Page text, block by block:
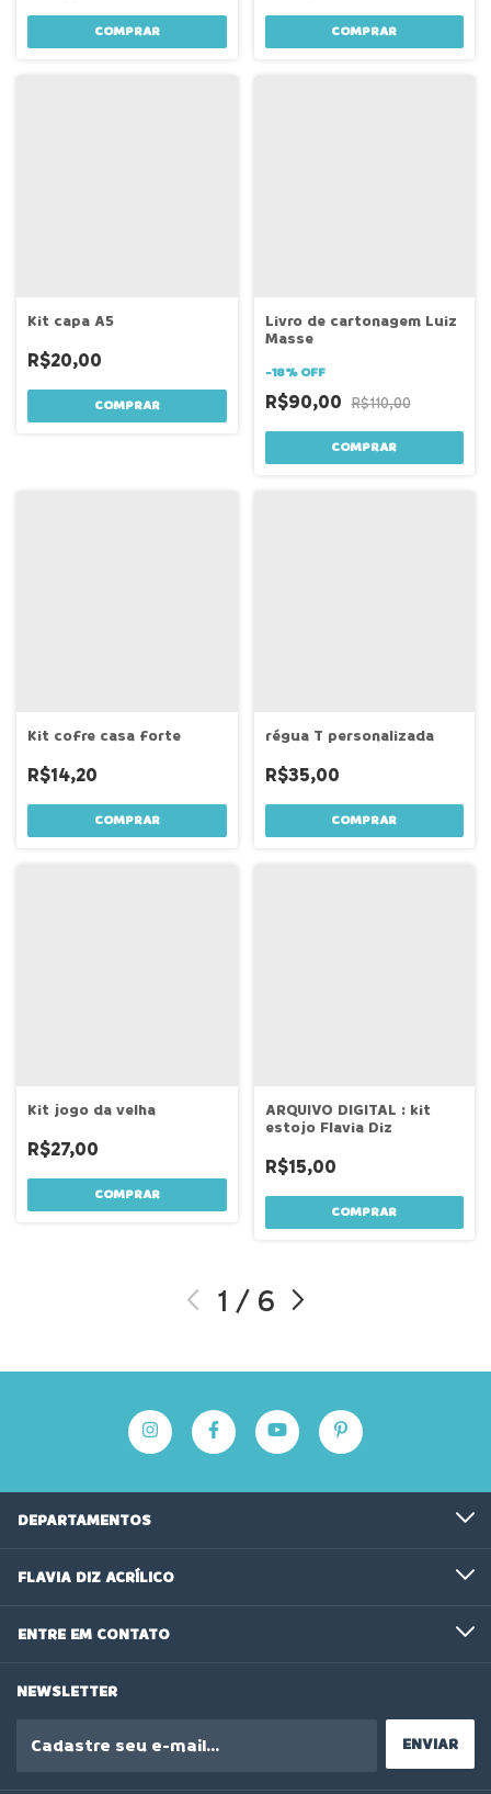
Kit capa A5
R$20,00
Livro de cartonagem Luiz
Masse
-18%OFF
R$90,00 R$110,00
Kit cofre casa forte
R$14,20
régua T personalizada
R$35,00
COMPRAR
Kit jogo da velha
R$27,00
COMPRAR
ARQUIVO DIGITAL : kit
estojo Flavia Diz
R$15,00
1 / 6
DEPARTAMENTOS
FLAVIA DIZ ACRÍLICO
ENTRE EM CONTATO
NEWSLETTER